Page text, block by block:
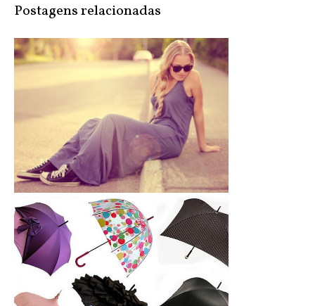
Postagens relacionadas
Inspire-se: Vestido, saia + tênis